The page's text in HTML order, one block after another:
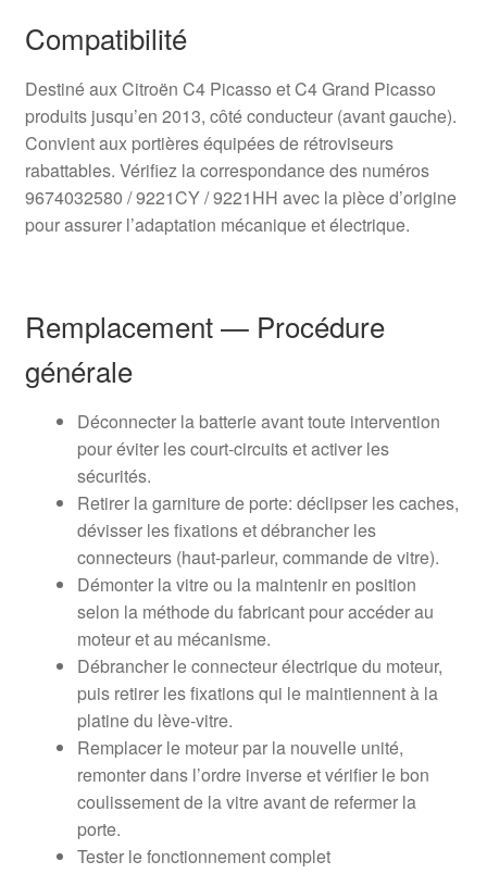
Compatibilité
Destiné aux Citroën C4 Picasso et C4 Grand Picasso
produits jusqu’en 2013, côté conducteur (avant gauche).
Convient aux portières équipées de rétroviseurs
rabattables. Vérifiez la correspondance des numéros
9674032580 / 9221CY / 9221HH avec la pièce d’origine
pour assurer l’adaptation mécanique et électrique.
Remplacement — Procédure
générale
Déconnecter la batterie avant toute intervention
pour éviter les court‑circuits et activer les
sécurités.
Retirer la garniture de porte: déclipser les caches,
dévisser les fixations et débrancher les
connecteurs (haut‑parleur, commande de vitre).
Démonter la vitre ou la maintenir en position
selon la méthode du fabricant pour accéder au
moteur et au mécanisme.
Débrancher le connecteur électrique du moteur,
puis retirer les fixations qui le maintiennent à la
platine du lève‑vitre.
Remplacer le moteur par la nouvelle unité,
remonter dans l’ordre inverse et vérifier le bon
coulissement de la vitre avant de refermer la
porte.
Tester le fonctionnement complet